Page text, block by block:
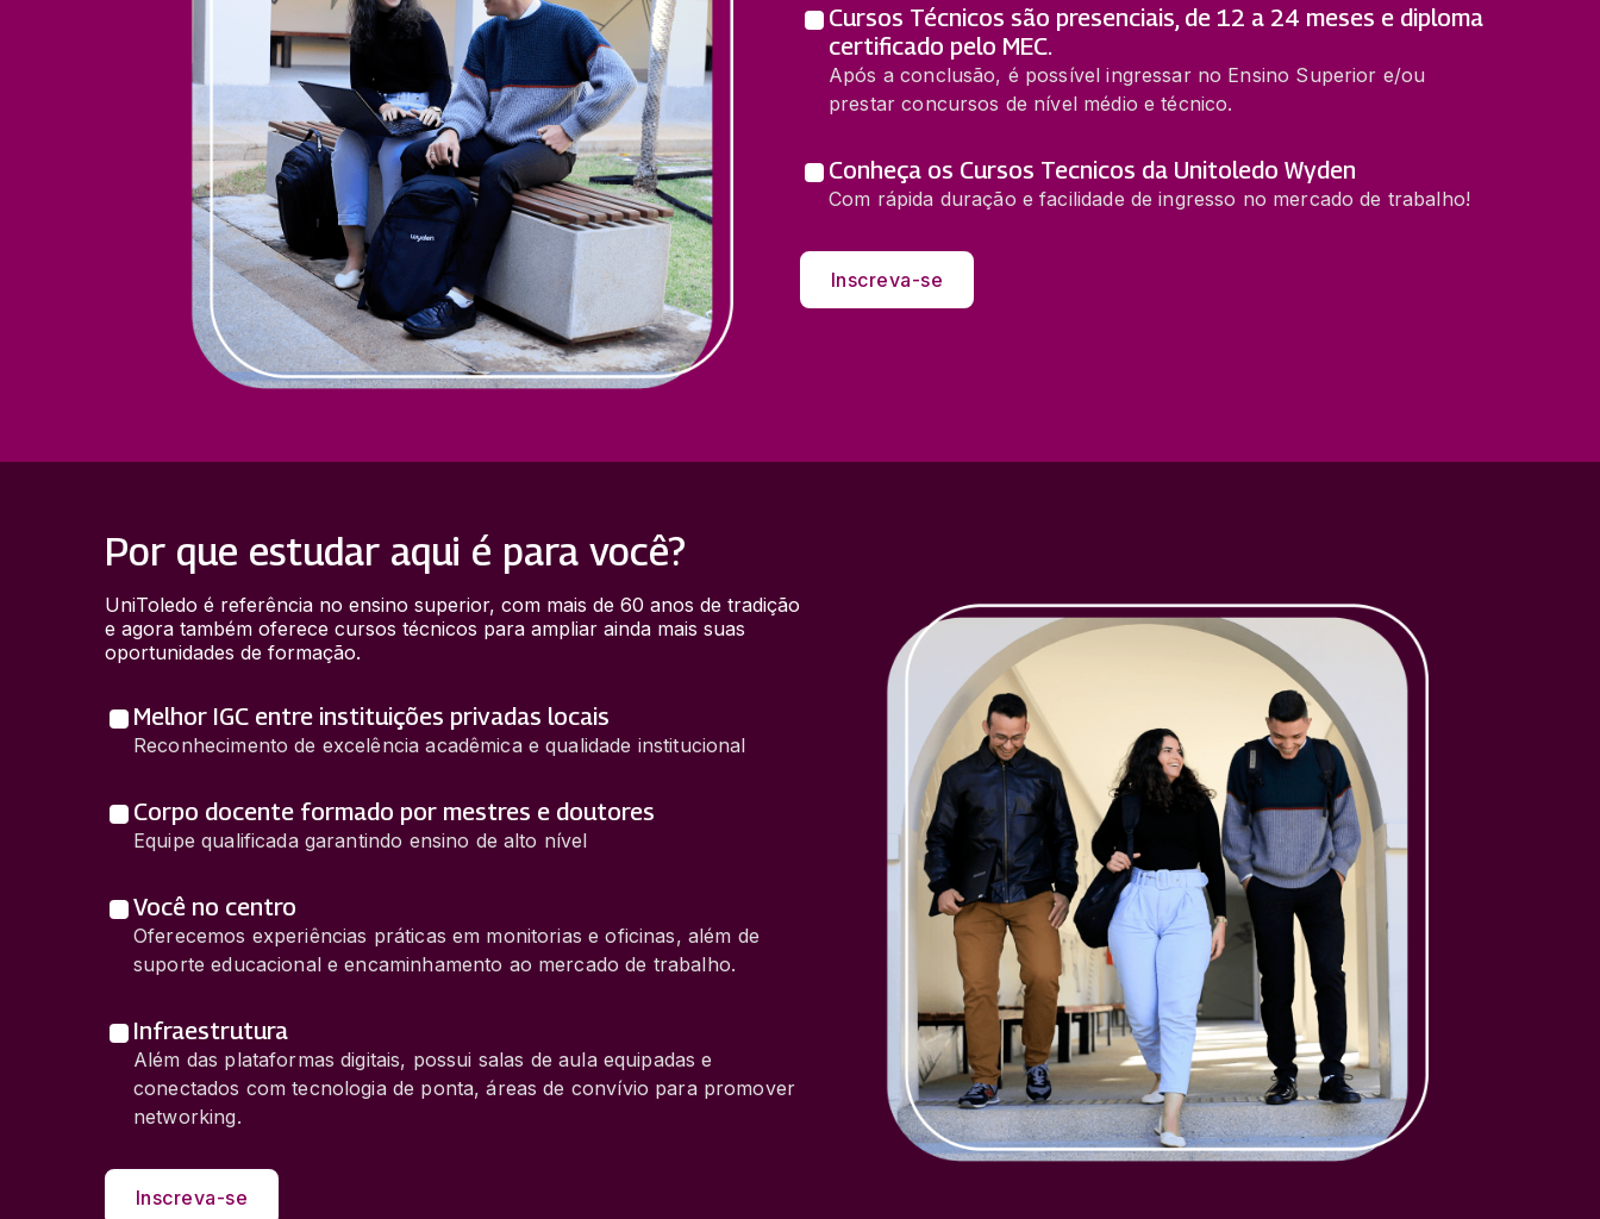
Cursos Técnicos são presenciais, de 12 a 24 meses e diploma
certificado pelo MEC.
Após a conclusão, é possível ingressar no Ensino Superior e/ou
prestar concursos de nível médio e técnico.
Conheça os Cursos Tecnicos da Unitoledo Wyden
Com rápida duração e facilidade de ingresso no mercado de trabalho!
Inscreva-se
Por que estudar aqui é para você?
UniToledo é referência no ensino superior, com mais de 60 anos de tradição
e agora também oferece cursos técnicos para ampliar ainda mais suas
oportunidades de formação.
Melhor IGC entre instituições privadas locais
Reconhecimento de excelência acadêmica e qualidade institucional
Corpo docente formado por mestres e doutores
Equipe qualificada garantindo ensino de alto nível
Você no centro
Oferecemos experiências práticas em monitorias e oficinas, além de
suporte educacional e encaminhamento ao mercado de trabalho.
Infraestrutura
Além das plataformas digitais, possui salas de aula equipadas e
conectados com tecnologia de ponta, áreas de convívio para promover
networking.
Inscreva-se